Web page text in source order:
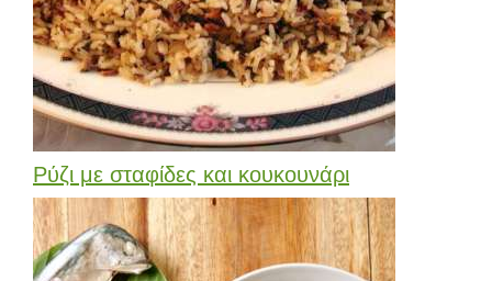
Ρύζι με σταφίδες και κουκουνάρι